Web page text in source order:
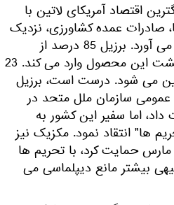
اقتصاد آمریکای لاتین با
صادرات عمده کشاورزی، نزدیک
به 29 میلیارد دلار به برزیل می آورد. برزیل 85 درصد از
کودهای شیمیایی را برای کشت این محصول وارد می کند. 23
می شود. درست است، برزیل
مجمع عمومی سازمان ملل متحد در
اما سفیر این کشور به
ها" انتقاد نمود. مکزیک نیز
حمایت کرد، با تحریم ها
بیشتر مانع دیپلماسی می